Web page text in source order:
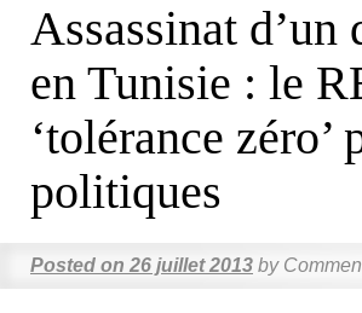
Assassinat d’un
en Tunisie : le
‘tolérance
politiques
Posted on 26 juillet 2013 by